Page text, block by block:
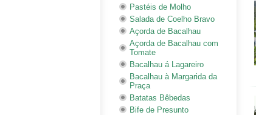
Pastéis de Molho
Salada de Coelho Bravo
Açorda de Bacalhau
Açorda de Bacalhau com
Tomate
Bacalhau á Lagareiro
Bacalhau à Margarida da
Praça
Batatas Bêbedas
Bife de Presunto